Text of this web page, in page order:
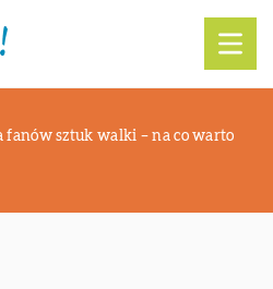
fanów sztuk walki – na co warto